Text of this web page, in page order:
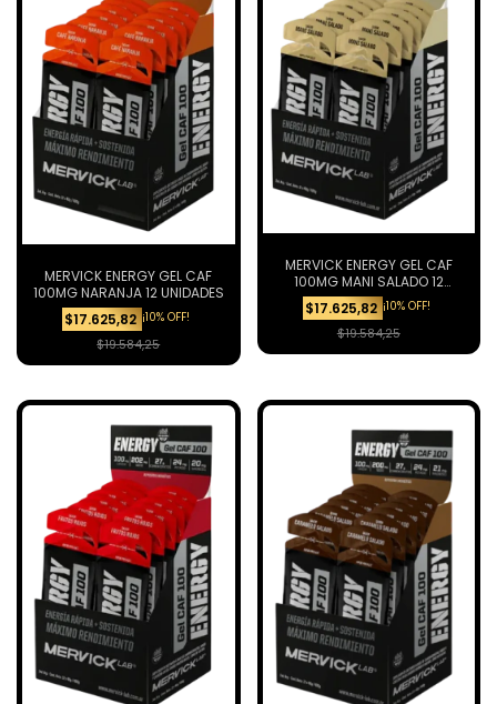
MERVICK ENERGY GEL CAF
100MG NARANJA 12 UNIDADES
$17.625,82¡10% OFF!
$19.584,25
MERVICK ENERGY GEL CAF
100MG MANI SALADO 12
UNIDADES
$17.625,82 ¡10% OFF!
$19.584,25